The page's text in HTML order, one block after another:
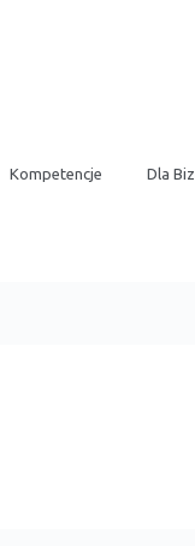
Kompetencje Dla